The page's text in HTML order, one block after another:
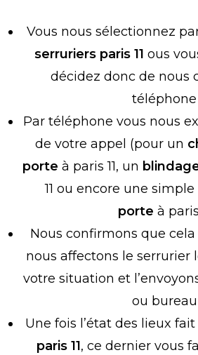
Vous nous sélectionnez
serruriers paris 11 ous
décidez donc de nous
téléphone
Par téléphone vous nous
de votre appel (pour un
porte à paris 11, un
11 ou encore une simple
porte à paris
Nous confirmons que
nous affectons le serrurier
votre situation et
ou bureau
Une fois l’état des lieux
paris 11, ce dernier vous